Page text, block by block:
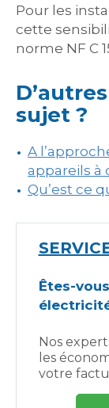
Pour les
cette
norme NF C
sujet ?
A
appareils à
Qu’est ce
Êtes-
Nos
les
votre